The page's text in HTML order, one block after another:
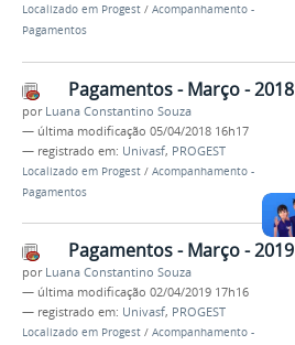
Localizado em Progest / Acompanhamento -
Pagamentos
Pagamentos - Março - 2018
por Luana Constantino Souza
— última modificação 05/04/2018 16h17
— registrado em: Univasf, PROGEST
Localizado em Progest / Acompanhamento -
Pagamentos
Pagamentos - Março - 2019
por Luana Constantino Souza
— última modificação 02/04/2019 17h16
— registrado em: Univasf, PROGEST
Localizado em Progest / Acompanhamento -